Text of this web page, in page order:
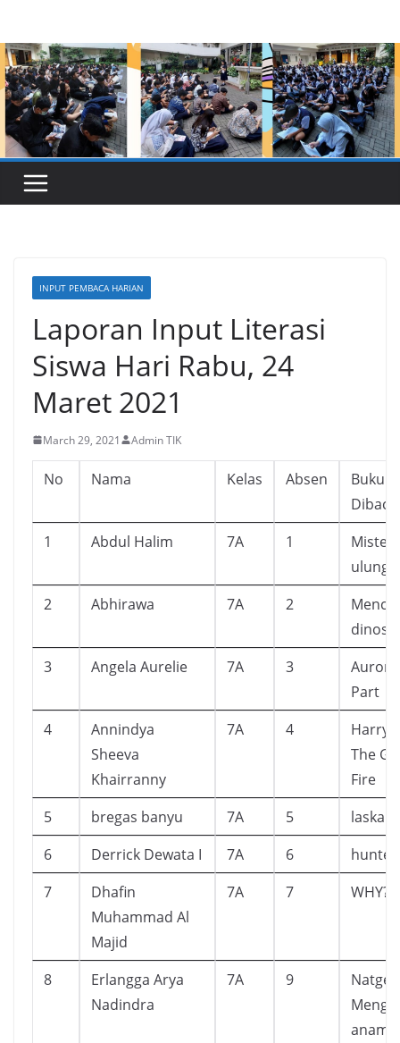
content
INPUT PEMBACA HARIAN
Laporan Input Literasi
Siswa Hari Rabu, 24
Maret 2021
March 29, 2021 Admin TIK
No Nama Kelas Absen
Buku
Dibaca
1
Abdul Halim 7A 1
ulung
2
Abhirawa 7A 2
3
Angela Aurelie 7A 3
Aurora
Part
4
Annindya
Sheeva
Khairranny
7A 4
Harry
The
Fire
5
bregas banyu 7A 5
laskar
6
Derrick Dewata I 7A 6
7
Dhafin
Muhammad Al
Majid
7A 7 WHY?,
8
Erlangga Arya
Nadindra
7A 9
anama